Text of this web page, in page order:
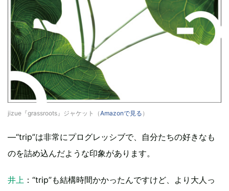
jizue『grassroots』ジャケット（Amazonで見る ）
―“trip”は非常にプログレッシブで、自分たちの好きなも
のを詰め込んだような印象があります。
井上 ：“trip”も結構時間かかったんですけど、より大人っ